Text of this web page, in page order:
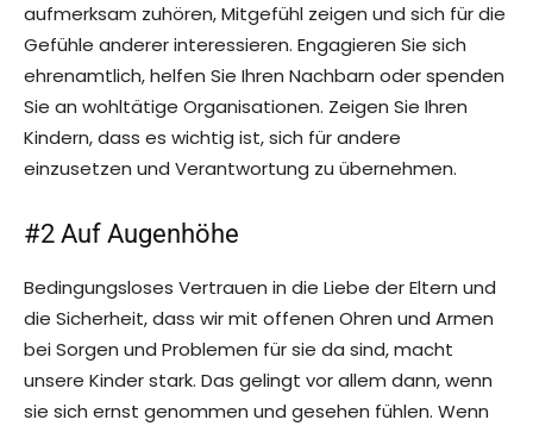
aufmerksam zuhören, Mitgefühl zeigen und sich für die
Gefühle anderer interessieren. Engagieren Sie sich
ehrenamtlich, helfen Sie Ihren Nachbarn oder spenden
Sie an wohltätige Organisationen. Zeigen Sie Ihren
Kindern, dass es wichtig ist, sich für andere
einzusetzen und Verantwortung zu übernehmen.
#2 Auf Augenhöhe
Bedingungsloses Vertrauen in die Liebe der Eltern und
die Sicherheit, dass wir mit offenen Ohren und Armen
bei Sorgen und Problemen für sie da sind, macht
unsere Kinder stark. Das gelingt vor allem dann, wenn
sie sich ernst genommen und gesehen fühlen. Wenn